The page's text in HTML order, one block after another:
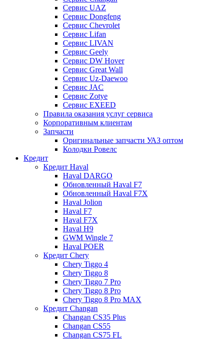
Сервис UAZ
Сервис Dongfeng
Сервис Chevrolet
Сервис Lifan
Сервис LIVAN
Сервис Geely
Сервис DW Hover
Сервис Great Wall
Сервис Uz-Daewoo
Сервис JAC
Сервис Zotye
Сервис EXEED
Правила оказания услуг сервиса
Корпоративным клиентам
Запчасти
Оригинальные запчасти УАЗ оптом
Колодки Ровелс
Кредит
Кредит Haval
Haval DARGO
Обновленный Haval F7
Обновленный Haval F7X
Haval Jolion
Haval F7
Haval F7X
Haval H9
GWM Wingle 7
Haval POER
Кредит Chery
Chery Tiggo 4
Chery Tiggo 8
Chery Tiggo 7 Pro
Chery Tiggo 8 Pro
Chery Tiggo 8 Pro MAX
Кредит Changan
Changan CS35 Plus
Changan CS55
Changan CS75 FL